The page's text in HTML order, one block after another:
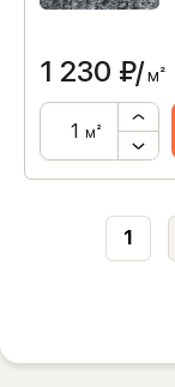
1 230 ₽/м²
м²
1